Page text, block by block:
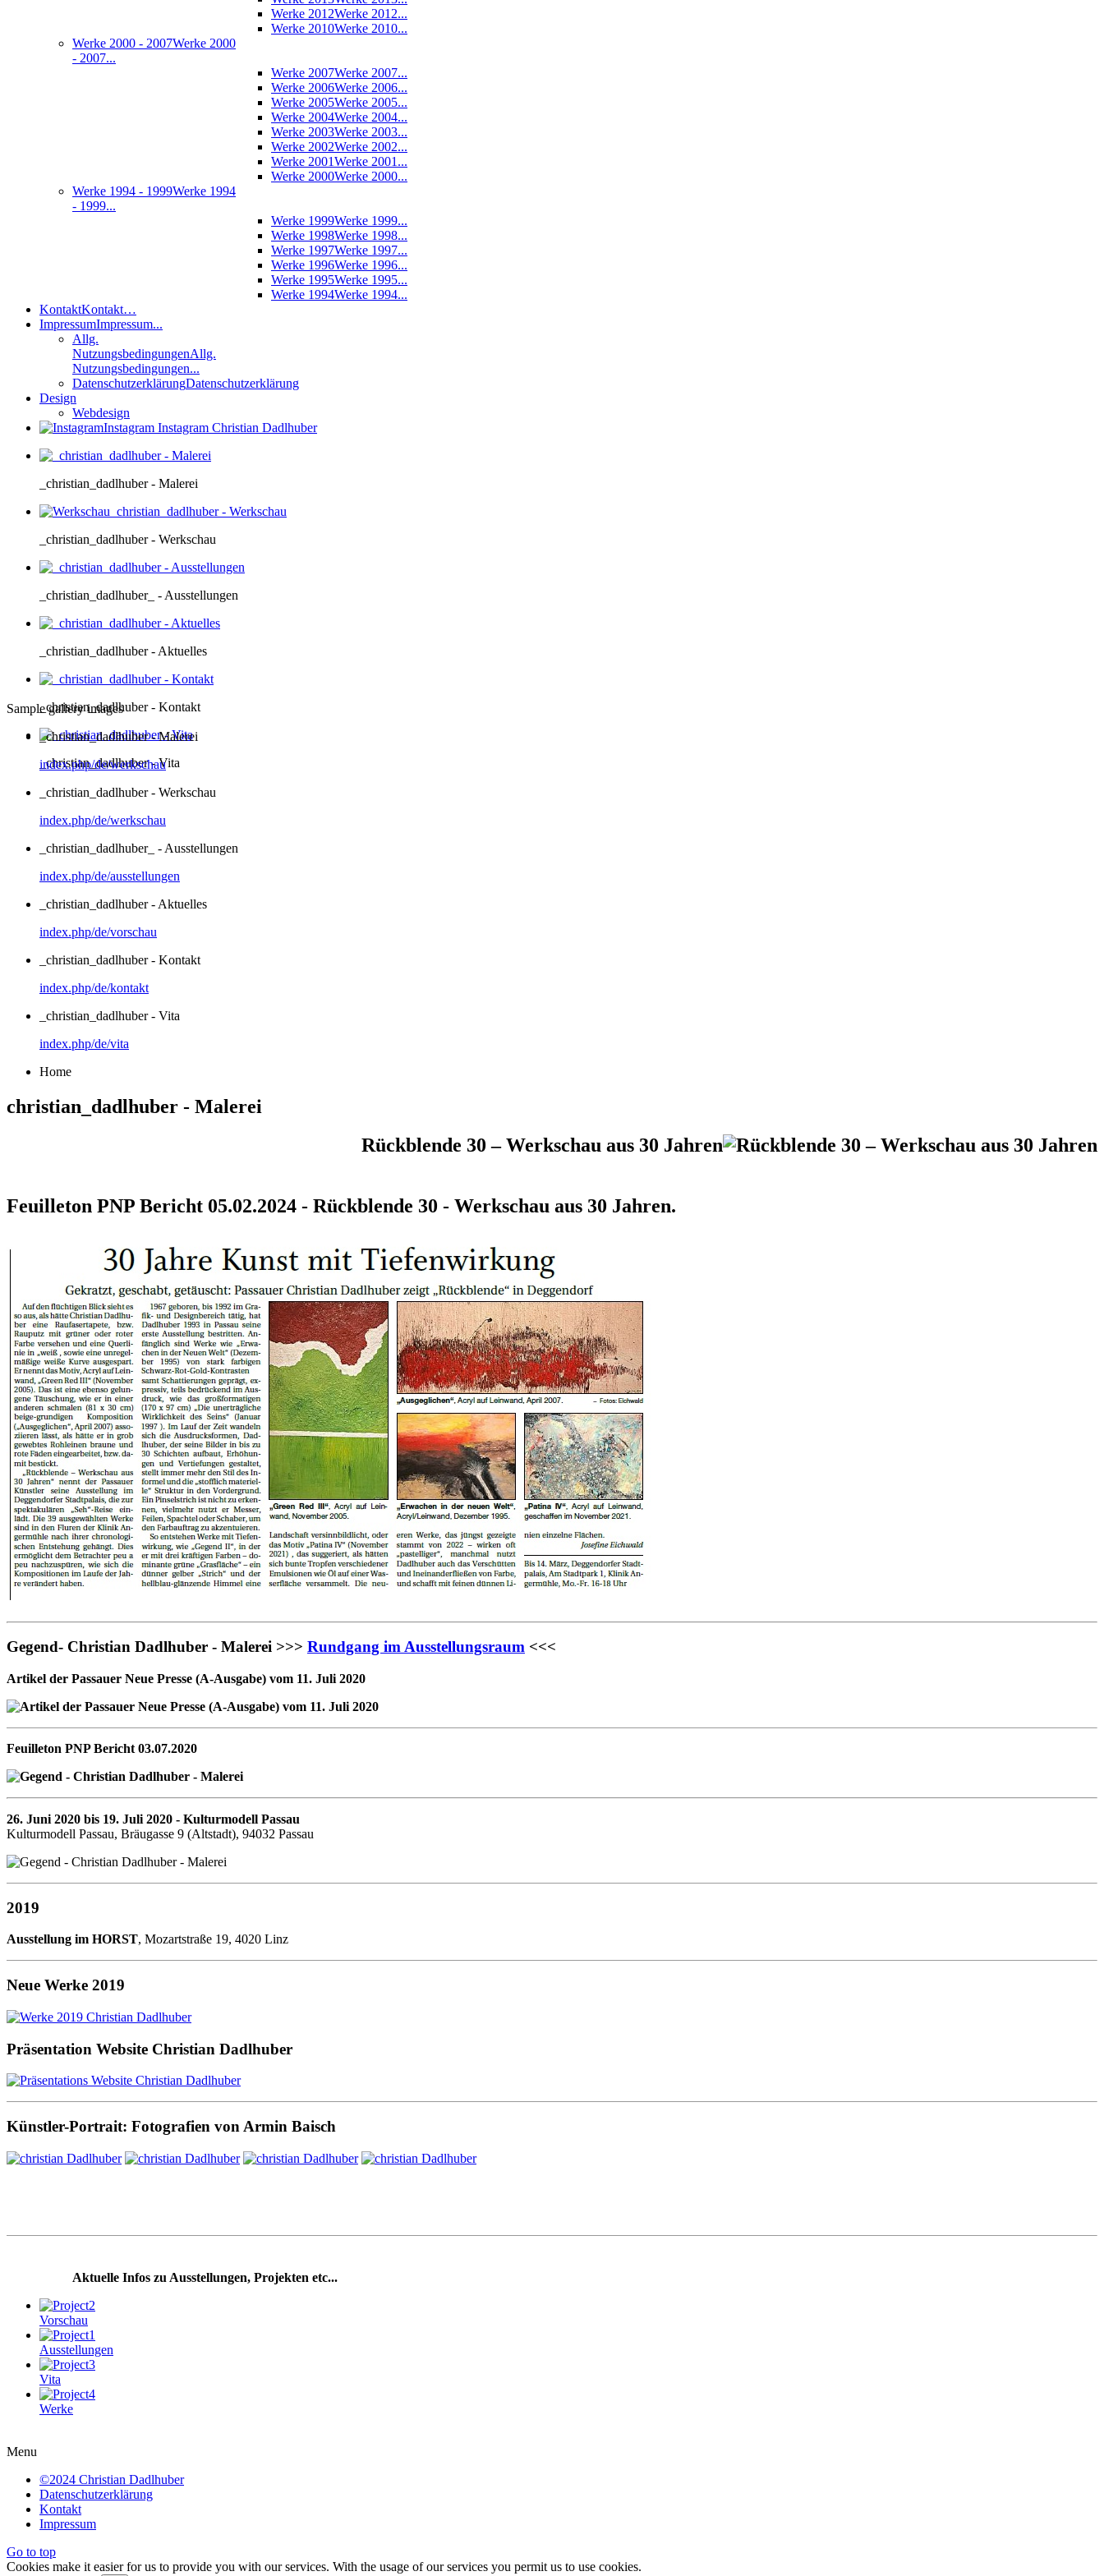
Werke 2012Werke 2012...
Werke 2010Werke 2010...
Werke 2000 - 2007Werke 2000
- 2007...
Werke 2007Werke 2007...
Werke 2006Werke 2006...
Werke 2005Werke 2005...
Werke 2004Werke 2004...
Werke 2003Werke 2003...
Werke 2002Werke 2002...
Werke 2001Werke 2001...
Werke 2000Werke 2000...
Werke 1994 - 1999Werke 1994
- 1999...
Werke 1999Werke 1999...
Werke 1998Werke 1998...
Werke 1997Werke 1997...
Werke 1996Werke 1996...
Werke 1995Werke 1995...
Werke 1994Werke 1994...
KontaktKontakt…
ImpressumImpressum...
Allg.
NutzungsbedingungenAllg.
Nutzungsbedingungen...
DatenschutzerklärungDatenschutzerklärung
Design
Webdesign
Instagram Instagram Christian Dadlhuber
_christian_dadlhuber - Malerei
_christian_dadlhuber - Werkschau
_christian_dadlhuber_ - Ausstellungen
_christian_dadlhuber - Aktuelles
_christian_dadlhuber - Kontakt
_christian_dadlhuber - Vita
Sample gallery images
_christian_dadlhuber - Malerei
index.php/de/werkschau
_christian_dadlhuber - Werkschau
index.php/de/werkschau
_christian_dadlhuber_ - Ausstellungen
index.php/de/ausstellungen
_christian_dadlhuber - Aktuelles
index.php/de/vorschau
_christian_dadlhuber - Kontakt
index.php/de/kontakt
_christian_dadlhuber - Vita
index.php/de/vita
Home
christian_dadlhuber - Malerei
Rückblende 30 – Werkschau aus 30 Jahren
Feuilleton PNP Bericht 05.02.2024 - Rückblende 30 - Werkschau aus 30 Jahren.
Gegend- Christian Dadlhuber - Malerei >>> Rundgang im Ausstellungsraum <<<
Artikel der Passauer Neue Presse (A-Ausgabe) vom 11. Juli 2020
Feuilleton PNP Bericht 03.07.2020
26. Juni 2020 bis 19. Juli 2020 - Kulturmodell Passau
Kulturmodell Passau, Bräugasse 9 (Altstadt), 94032 Passau
2019
Ausstellung im HORST, Mozartstraße 19, 4020 Linz
Neue Werke 2019
Präsentation Website Christian Dadlhuber
Künstler-Portrait: Fotografien von Armin Baisch
Aktuelle Infos zu Ausstellungen, Projekten etc...
Vorschau
Ausstellungen
Vita
Werke
Menu
©2024 Christian Dadlhuber
Datenschutzerklärung
Kontakt
Impressum
Go to top
Cookies make it easier for us to provide you with our services. With the usage of our services you permit us to use cookies.